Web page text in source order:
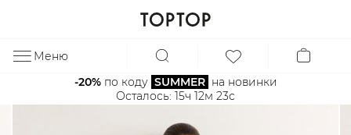
Меню
-20% по коду SUMMER на новинки
Осталось: 15ч 12м 23с